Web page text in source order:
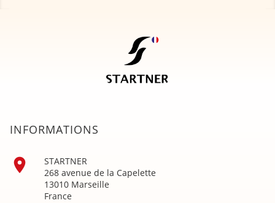
INFORMATIONS

STARTNER
268 avenue de la Capelette
13010 Marseille
France